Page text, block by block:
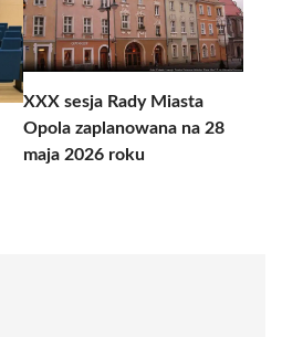
XXX sesja Rady Miasta
Opola zaplanowana na 28
maja 2026 roku